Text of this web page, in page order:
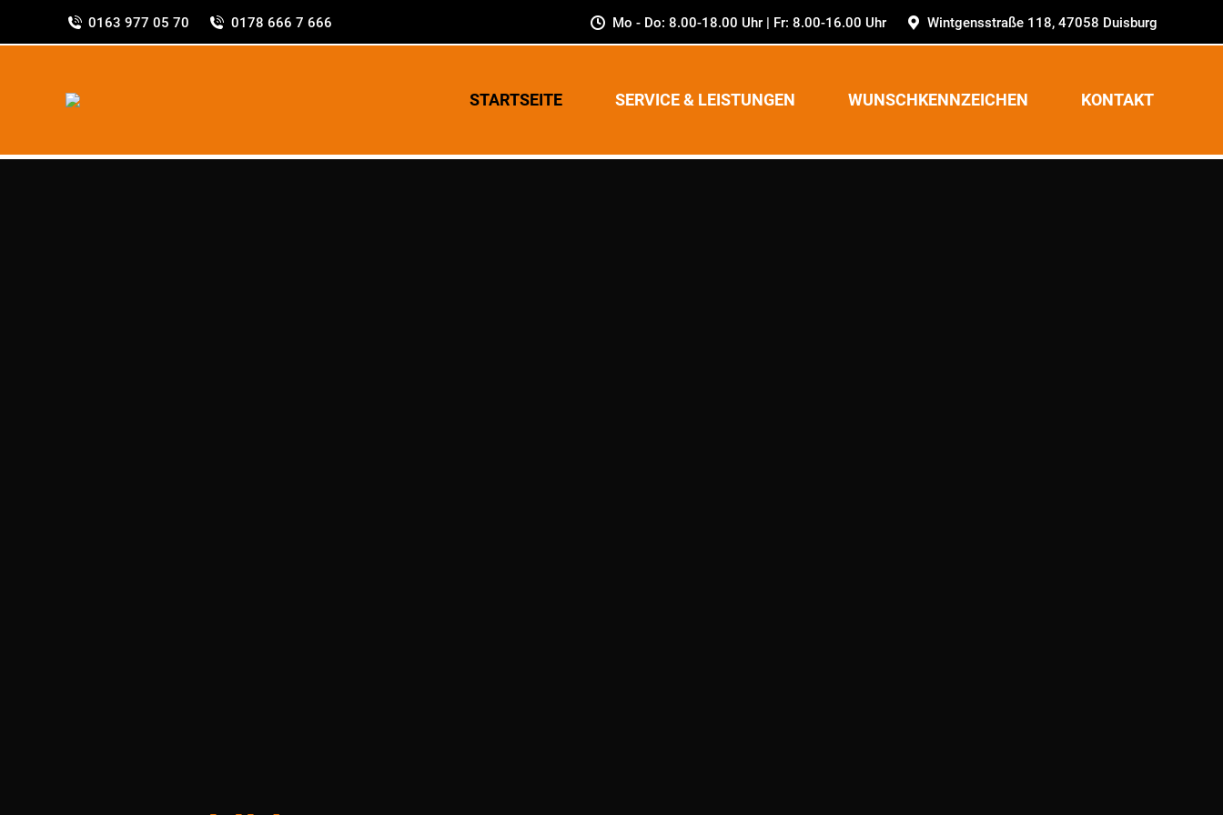
0163 977 05 70 0178 666 7 666 Mo - Do: 8.00-18.00 Uhr | Fr: 8.00-16.00 Uhr Wintgensstraße 118, 47058 Duisburg
STARTSEITE SERVICE & LEISTUNGEN WUNSCHKENNZEICHEN KONTAKT